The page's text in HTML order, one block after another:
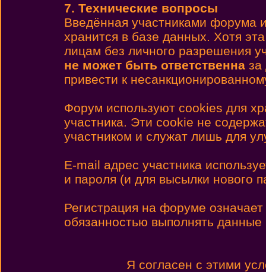
7. Технические вопросы
Введённая участниками форума
хранится в базе данных. Хотя
лицам без личного разрешения
не может быть ответственна за
привести к
Форум используют cookies для
участника. Эти cookie не
участником и служат лишь для
E-mail адрес участника
и пароля (и для высылки нового
Регистрация на форуме
обязанностью выполнять
Я согласен с этими